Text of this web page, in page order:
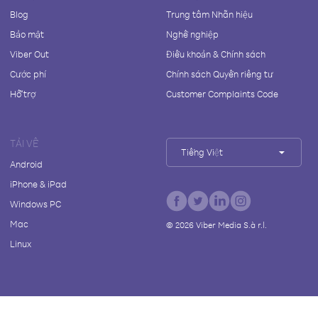
Blog
Bảo mật
Viber Out
Cước phí
Hỗ trợ
Trung tâm Nhãn hiệu
Nghề nghiệp
Điều khoản & Chính sách
Chính sách Quyền riêng tư
Customer Complaints Code
TẢI VỀ
Android
iPhone & iPad
Windows PC
Mac
Linux
Tiếng Việt
© 2026Viber Media S.à r.l.